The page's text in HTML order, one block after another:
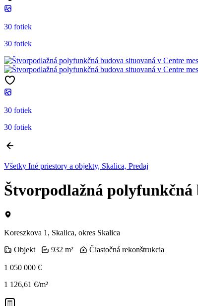
30 fotiek
30 fotiek
30 fotiek
30 fotiek
Všetky Iné priestory a objekty, Skalica, Predaj
Štvorpodlažná
Koreszkova 1, Skalica, okres Skalica
Objekt
932 m² Čiastočná rekonštrukcia
1 050 000 €
1 126,61 €/m²